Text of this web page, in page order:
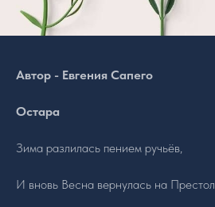
Автор - Евгения Сапего
Остара
Зима разлилась пением ручьёв,
И вновь Весна вернулась на Престол,